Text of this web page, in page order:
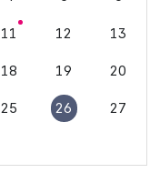
11 12 13
18 19 20
25 26 27